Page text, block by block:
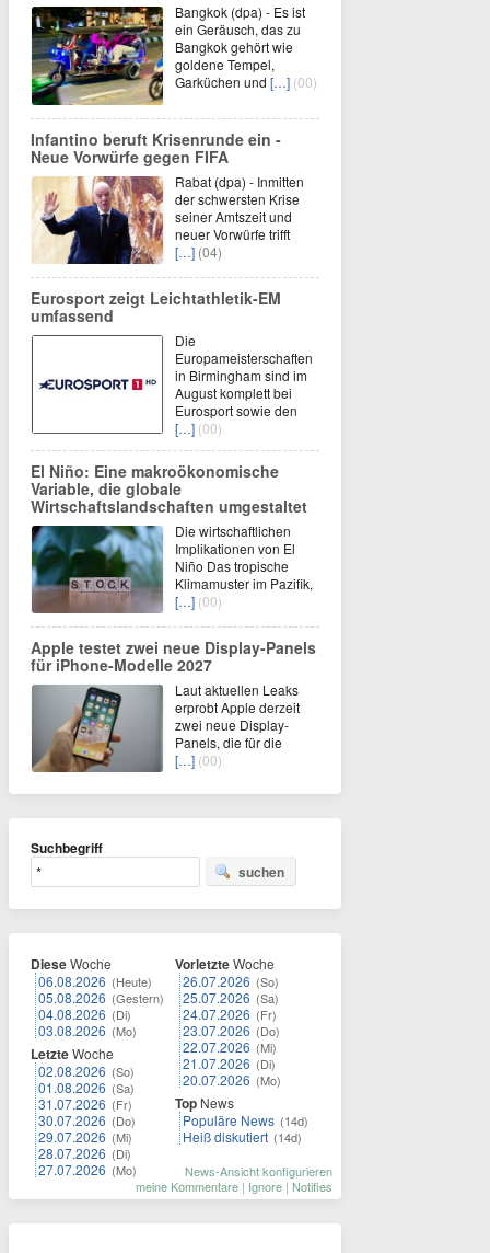
Bangkok (dpa) - Es ist
ein Geräusch, das zu
Bangkok gehört wie
goldene Tempel,
Garküchen und […] (00)
Infantino beruft Krisenrunde ein -
Neue Vorwürfe gegen FIFA
Rabat (dpa) - Inmitten
der schwersten Krise
seiner Amtszeit und
neuer Vorwürfe trifft
[…] (04)
Eurosport zeigt Leichtathletik-EM
umfassend
Die
Europameisterschaften
in Birmingham sind im
August komplett bei
Eurosport sowie den
[…] (00)
El Niño: Eine makroökonomische
Variable, die globale
Wirtschaftslandschaften umgestaltet
Die wirtschaftlichen
Implikationen von El
Niño Das tropische
Klimamuster im Pazifik,
[…] (00)
Apple testet zwei neue Display-Panels
für iPhone-Modelle 2027
Laut aktuellen Leaks
erprobt Apple derzeit
zwei neue Display-
Panels, die für die
[…] (00)
Suchbegriff
suchen
DieseWoche
06.08.2026 (Heute)
05.08.2026 (Gestern)
04.08.2026 (Di)
03.08.2026 (Mo)
LetzteWoche
02.08.2026 (So)
01.08.2026 (Sa)
31.07.2026 (Fr)
30.07.2026 (Do)
29.07.2026 (Mi)
28.07.2026 (Di)
27.07.2026 (Mo)
VorletzteWoche
26.07.2026 (So)
25.07.2026 (Sa)
24.07.2026 (Fr)
23.07.2026 (Do)
22.07.2026 (Mi)
21.07.2026 (Di)
20.07.2026 (Mo)
Top News
Populäre News (14d)
Heiß diskutiert (14d)
News-Ansicht konfigurieren
meine Kommentare | Ignore | Notifies